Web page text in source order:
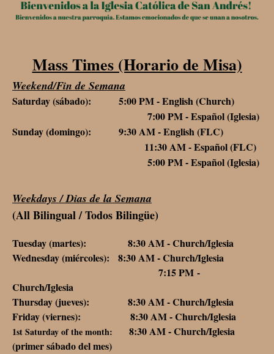
Mass Times (Horario de Misa)
Weekend/Fin de Semana
Saturday (sábado): 5:00 PM - English (Church)
7:00 PM - Español (Iglesia)
Sunday (domingo): 9:30 AM - English (FLC)
11:30 AM - Español (FLC)
5:00 PM - Español (Iglesia)
Weekdays / Dias de la Semana
(All Bilingual / Todos Bilingüe)
Tuesday (martes): 8:30 AM - Church/Iglesia
Wednesday (miércoles): 8:30 AM - Church/Iglesia
7:15 PM -
Church/Iglesia
Thursday (jueves): 8:30 AM - Church/Iglesia
Friday (viernes): 8:30 AM - Church/Iglesia
1st Saturday of the month: 8:30 AM - Church/Iglesia
(primer sábado del mes)